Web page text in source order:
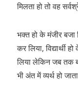
मिलता हो तो वह
भक्त हो के मंजीर
कर लिया, विद्यार्थी
लिया लेकिन जब तक
भी अंत में व्यर्थ हो